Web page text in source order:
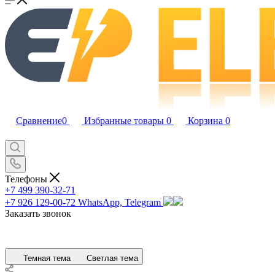
Сравнение0 Избранные товары 0 Корзина 0
Телефоны
+7 499 390-32-71
+7 926 129-00-72 WhatsApp, Telegram
Заказать звонок
Темная тема Светлая тема